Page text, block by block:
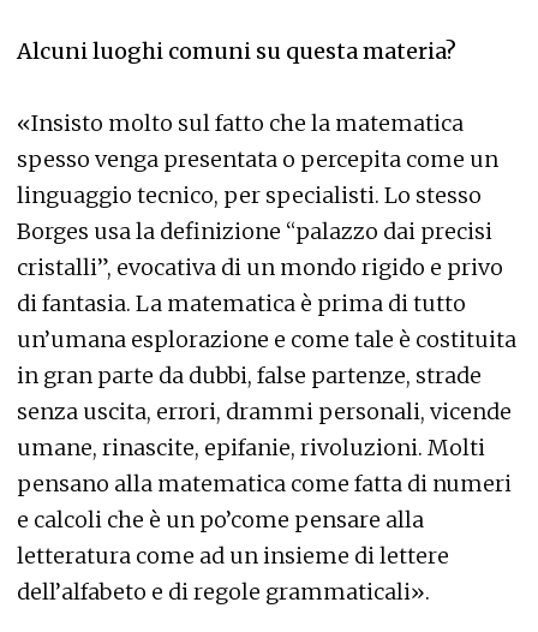
Alcuni luoghi comuni su questa materia?
«Insisto molto sul fatto che la matematica
spesso venga presentata o percepita come un
linguaggio tecnico, per specialisti. Lo stesso
Borges usa la definizione “palazzo dai precisi
cristalli”, evocativa di un mondo rigido e privo
di fantasia. La matematica è prima di tutto
un’umana esplorazione e come tale è costituita
in gran parte da dubbi, false partenze, strade
senza uscita, errori, drammi personali, vicende
umane, rinascite, epifanie, rivoluzioni. Molti
pensano alla matematica come fatta di numeri
e calcoli che è un po’come pensare alla
letteratura come ad un insieme di lettere
dell’alfabeto e di regole grammaticali».